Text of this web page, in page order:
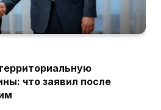
что заявил после